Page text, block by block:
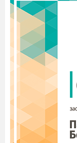
3.Teacher: